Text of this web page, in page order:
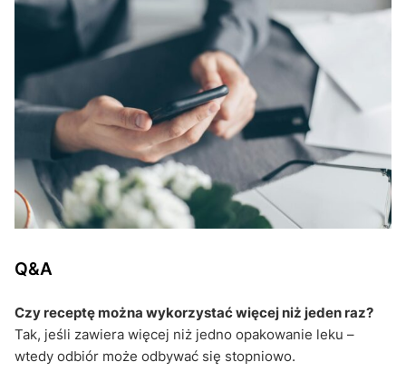
Q&A
Czy receptę można wykorzystać więcej niż jeden raz?
Tak, jeśli zawiera więcej niż jedno opakowanie leku –
wtedy odbiór może odbywać się stopniowo.